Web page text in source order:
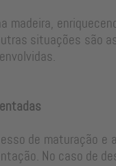
madeira,
situações são
de maturação
No caso de